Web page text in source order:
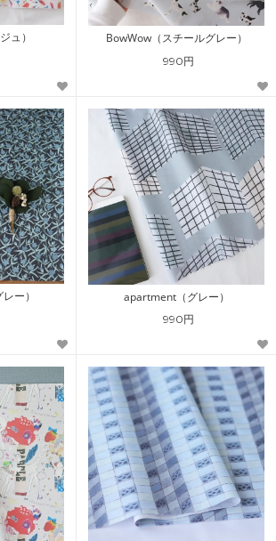
ュ） BowWow（スチールグレー）
990円
ー） apartment（グレー）
990円